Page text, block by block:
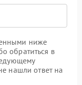
ниже
обратиться в
нашли ответ на